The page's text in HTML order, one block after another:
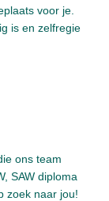
voor je.
is en zelfregie
ons team
SAW diploma
zoek naar jou!